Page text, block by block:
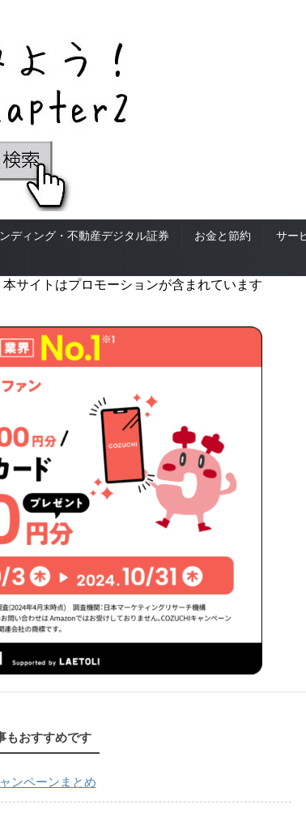
ディング・不動産デジタル証券 お金と節約 サー
本サイトはプロモーションが含まれています
もおすすめです
ンペーンまとめ